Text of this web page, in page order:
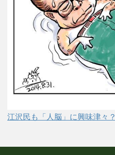
江沢民も「人脳」に興味津々？